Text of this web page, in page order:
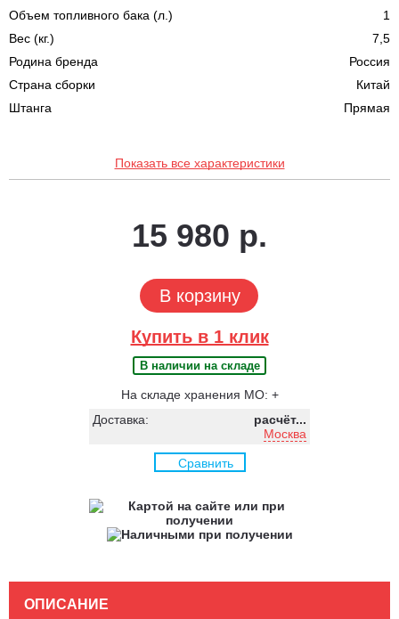
Объем топливного бака (л.)
1
Вес (кг.)
7,5
Родина бренда
Россия
Страна сборки
Китай
Штанга
Прямая
Показать все характеристики
15 980 р.
В корзину
Купить в 1 клик
В наличии на складе
На складе хранения МО: +
Доставка:
расчёт...
Москва
Сравнить
ОПИСАНИЕ